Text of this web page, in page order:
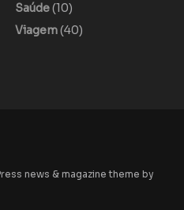
Saúde(10)
Viagem(40)
news & magazine theme by